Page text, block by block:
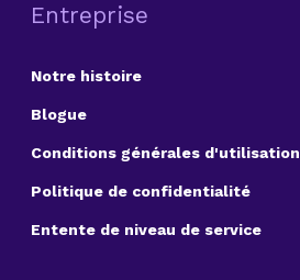
Entreprise
Notre histoire
Blogue
Conditions générales d'utilisation
Politique de confidentialité
Entente de niveau de service